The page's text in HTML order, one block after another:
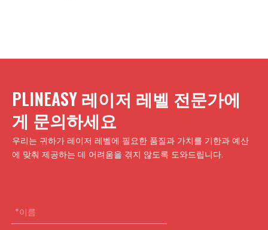
PLINEASY 레이저 레벨 전문가에
게 문의하세요
우리는 귀하가 레이저 레벨에 필요한 품질과 가치를 기한과 예산
에 맞춰 제공하는 데 어려움을 겪지 않도록 도와드립니다.